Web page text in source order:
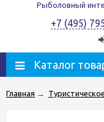
Рыболовный
+7 (495)
Каталог
Главная →